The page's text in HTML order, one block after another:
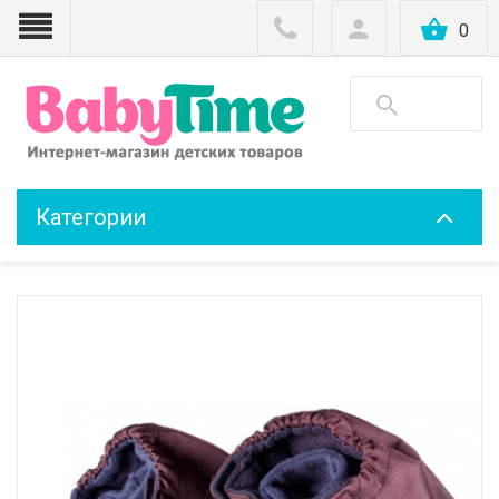
0
Категории